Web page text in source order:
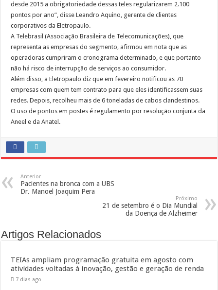
desde 2015 a obrigatoriedade dessas teles regularizarem 2.100
pontos por ano”, disse Leandro Aquino, gerente de clientes
corporativos da Eletropaulo.
A Telebrasil (Associação Brasileira de Telecomunicações), que
representa as empresas do segmento, afirmou em nota que as
operadoras cumpriram o cronograma determinado, e que portanto
não há risco de interrupção de serviços ao consumidor.
Além disso, a Eletropaulo diz que em fevereiro notificou as 70
empresas com quem tem contrato para que eles identificassem suas
redes. Depois, recolheu mais de 6 toneladas de cabos clandestinos.
O uso de pontos em postes é regulamento por resolução conjunta da
Aneel e da Anatel.
Anterior
Pacientes na bronca com a UBS
Dr. Manoel Joaquim Pera
Próximo
21 de setembro é o Dia Mundial
da Doença de Alzheimer
Artigos Relacionados
TEIAs ampliam programação gratuita em agosto com
atividades voltadas à inovação, gestão e geração de renda
7 dias ago